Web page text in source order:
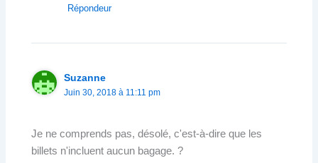
Répondeur
Suzanne
Juin 30, 2018 à 11:11 pm
Je ne comprends pas, désolé, c'est-à-dire que les
billets n'incluent aucun bagage. ?